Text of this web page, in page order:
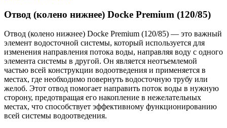
Отвод (колено нижнее) Docke Premium (120/85)
Отвод (колено нижнее) Docke Premium (120/85) — это важный
элемент водосточной системы, который используется для
изменения направления потока воды, направляя воду с одного
элемента системы в другой. Он является неотъемлемой
частью всей конструкции водоотведения и применяется в
местах, где необходимо повернуть водосточную трубу или
желоб. Этот отвод помогает направить поток воды в нужную
сторону, предотвращая его накопление в нежелательных
местах, что способствует эффективному функционированию
всей системы водоотведения.